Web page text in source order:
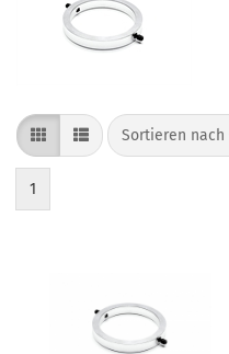
Sortieren nach
1